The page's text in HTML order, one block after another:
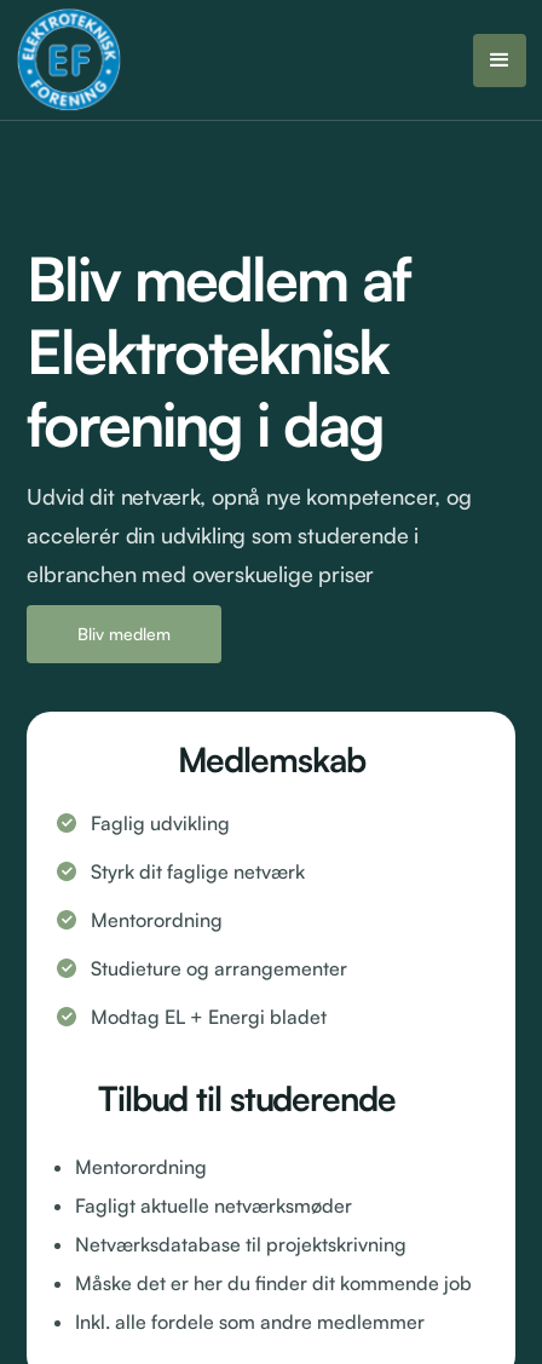
Bliv medlem af
Elektroteknisk
forening i dag
Udvid dit netværk, opnå nye kompetencer, og
accelerér din udvikling som studerende i
elbranchen med overskuelige priser
Bliv medlem
Medlemskab
Faglig udvikling
Styrk dit faglige netværk
Mentorordning
Studieture og arrangementer
Modtag EL + Energi bladet
Tilbud til studerende
Mentorordning
Fagligt aktuelle netværksmøder
Netværksdatabase til projektskrivning
Måske det er her du finder dit kommende job
Inkl. alle fordele som andre medlemmer